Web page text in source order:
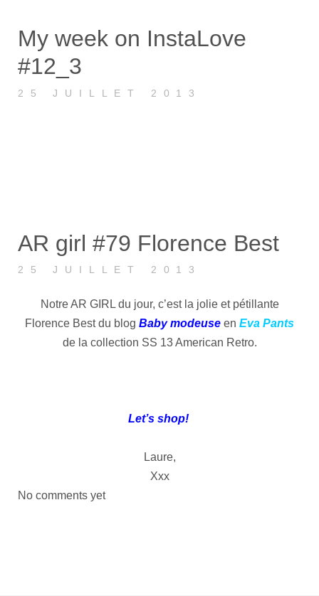
My week on InstaLove
#12_3
25 JUILLET 2013
AR girl #79 Florence Best
25 JUILLET 2013
Notre AR GIRL du jour, c’est la jolie et pétillante
Florence Best du blog Baby modeuse en Eva Pants
de la collection SS 13 American Retro.
Let’s shop!
Laure,
Xxx
No comments yet